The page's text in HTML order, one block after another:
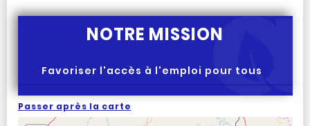
NOTRE MISSION
Favoriser l'accès à l'emploi pour tous
Passer après la carte